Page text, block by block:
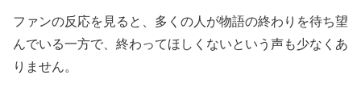
ファンの反応を見ると、多くの人が物語の終わりを待ち望
んでいる一方で、終わってほしくないという声も少なくあ
りません。